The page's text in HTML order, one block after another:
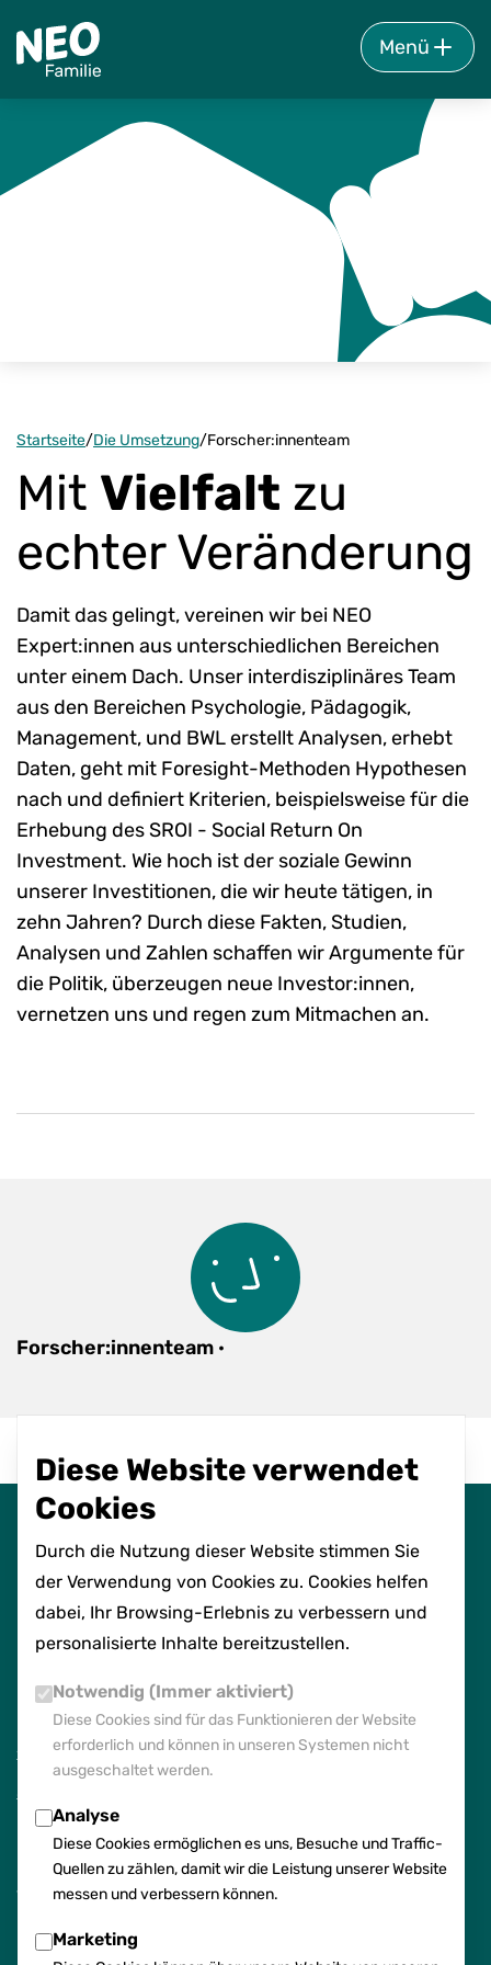
Menü
Startseite/Die Umsetzung/Forscher:innenteam
Mit Vielfalt zu
echter Veränderung
Damit das gelingt, vereinen wir bei NEO
Expert:innen aus unterschiedlichen Bereichen
unter einem Dach. Unser interdisziplinäres Team
aus den Bereichen Psychologie, Pädagogik,
Management, und BWL erstellt Analysen, erhebt
Daten, geht mit Foresight-Methoden Hypothesen
nach und definiert Kriterien, beispielsweise für die
Erhebung des SROI - Social Return On
Investment. Wie hoch ist der soziale Gewinn
unserer Investitionen, die wir heute tätigen, in
zehn Jahren? Durch diese Fakten, Studien,
Analysen und Zahlen schaffen wir Argumente für
die Politik, überzeugen neue Investor:innen,
vernetzen uns und regen zum Mitmachen an.
Forscher:innenteam ·
Zur Startseite
nachhaltig, menschlich.
+49 461 88 99 89 00
NEO Familie GmbH
Waitzstraße 6, 24937 Flensburg
Diese Website verwendet
Cookies
Durch die Nutzung dieser Website stimmen Sie
der Verwendung von Cookies zu. Cookies helfen
dabei, Ihr Browsing-Erlebnis zu verbessern und
personalisierte Inhalte bereitzustellen.
Notwendig (Immer aktiviert)
Diese Cookies sind für das Funktionieren der Website
erforderlich und können in unseren Systemen nicht
ausgeschaltet werden.
Analyse
Diese Cookies ermöglichen es uns, Besuche und Traffic-
Quellen zu zählen, damit wir die Leistung unserer Website
messen und verbessern können.
Marketing